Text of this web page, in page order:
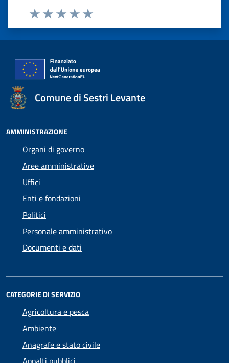
Valuta 5 stelle su 5
Valuta 4 stelle su 5
Valuta 3 stelle su 5
Valuta 2 stelle su 5
Valuta 1 stelle su 5
Comune di Sestri Levante
AMMINISTRAZIONE
Organi di governo
Aree amministrative
Uffici
Enti e fondazioni
Politici
Personale amministrativo
Documenti e dati
CATEGORIE DI SERVIZIO
Agricoltura e pesca
Ambiente
Anagrafe e stato civile